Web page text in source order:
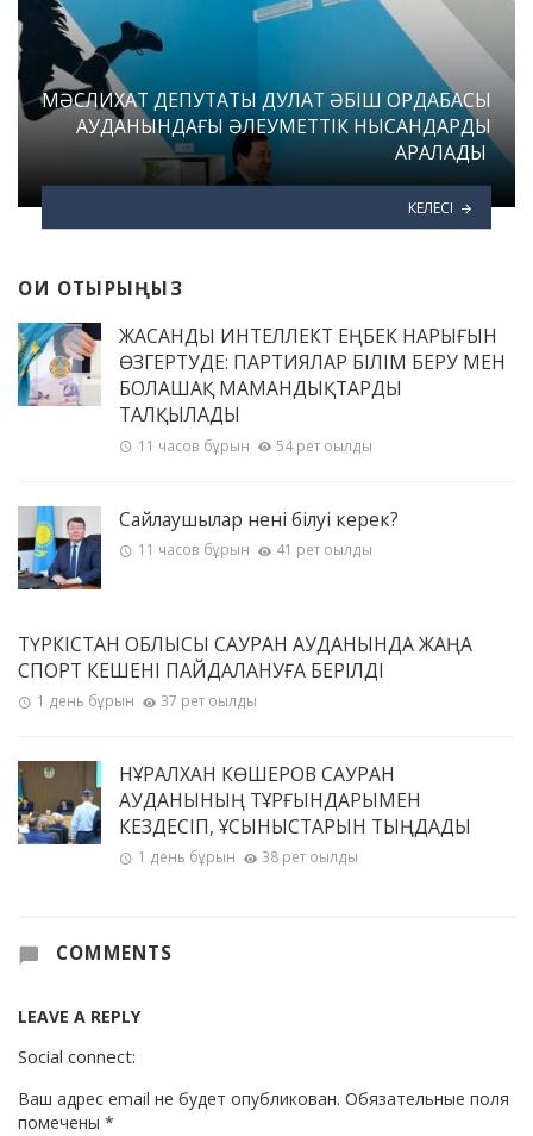
МӘСЛИХАТ ДЕПУТАТЫ ДУЛАТ ӘБІШ ОРДАБАСЫ
АУДАНЫНДАҒЫ ӘЛЕУМЕТТІК НЫСАНДАРДЫ
АРАЛАДЫ
КЕЛЕСІ
ОҚИ ОТЫРЫҢЫЗ
ЖАСАНДЫ ИНТЕЛЛЕКТ ЕҢБЕК НАРЫҒЫН
ӨЗГЕРТУДЕ: ПАРТИЯЛАР БІЛІМ БЕРУ МЕН
БОЛАШАҚ МАМАНДЫҚТАРДЫ
ТАЛҚЫЛАДЫ
11 часов бұрын 54 рет оқылды
Сайлаушылар нені білуі керек?
11 часов бұрын 41 рет оқылды
ТҮРКІСТАН ОБЛЫСЫ САУРАН АУДАНЫНДА ЖАҢА
СПОРТ КЕШЕНІ ПАЙДАЛАНУҒА БЕРІЛДІ
1 день бұрын 37 рет оқылды
НҰРАЛХАН КӨШЕРОВ САУРАН
АУДАНЫНЫҢ ТҰРҒЫНДАРЫМЕН
КЕЗДЕСІП, ҰСЫНЫСТАРЫН ТЫҢДАДЫ
1 день бұрын 38 рет оқылды
COMMENTS
LEAVE A REPLY
Social connect:
Ваш адрес email не будет опубликован. Обязательные поля
помечены *